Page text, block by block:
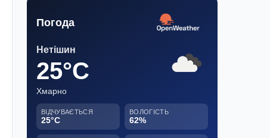
Погода
Нетішин
25°C
Хмарно
ВІДЧУВАЄТЬСЯ
25°C
ВОЛОГІСТЬ
62%